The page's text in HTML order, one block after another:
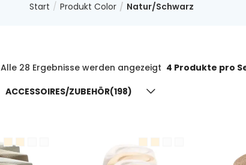
Start Produkt Color Natur/Schwarz
Alle 28 Ergebnisse werden angezeigt 4 Produkte pro
ACCESSOIRES/ZUBEHÖR(198)